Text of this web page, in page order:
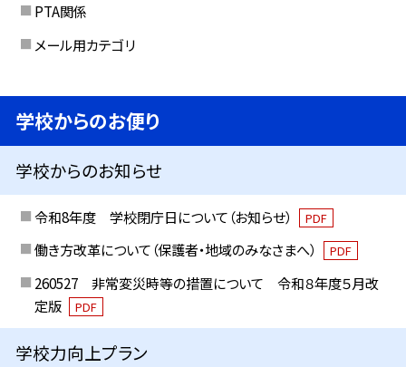
PTA関係
メール用カテゴリ
学校からのお便り
学校からのお知らせ
令和8年度 学校閉庁日について（お知らせ） PDF
働き方改革について（保護者・地域のみなさまへ） PDF
260527 非常変災時等の措置について 令和８年度５月改
定版
PDF
学校力向上プラン